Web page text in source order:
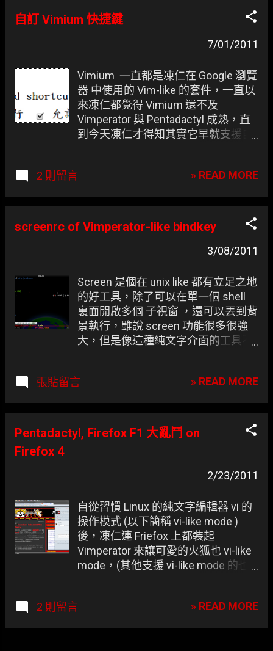
自訂 Vimium 快捷鍵
7/01/2011
Vimium 一直都是凍仁在 Google 瀏覽
器 中使用的 Vim-like 的套件，一直以
來凍仁都覺得 Vimium 還不及
Vimperator 與 Pentadactyl 成熟，直
到今天凍仁才得知其實它早就支援自
2 則留言
» READ MORE
screenrc of Vimperator-like bindkey
3/08/2011
Screen 是個在 unix like 都有立足之地
的好工具，除了可以在單一個 shell
裏面開啟多個 子視窗 ，還可以丟到背
景執行，雖說 screen 功能很多很強
大，但是像這種純文字介面的工具不
應了。 凍仁風的 screen
張貼留言 » READ MORE
Pentadactyl, Firefox F1 大亂鬥 on
Firefox 4
2/23/2011
自從習慣 Linux 的純文字編輯器 vi 的
操作模式 (以下簡稱 vi-like mode )
後，凍仁連 Friefox 上都裝起
Vimperator 來讓可愛的火狐也 vi-like
mode，(其他支援 vi-like mode 的也
Pentadactyl 」，它除了擁有更高的客
2 則留言 » READ MORE